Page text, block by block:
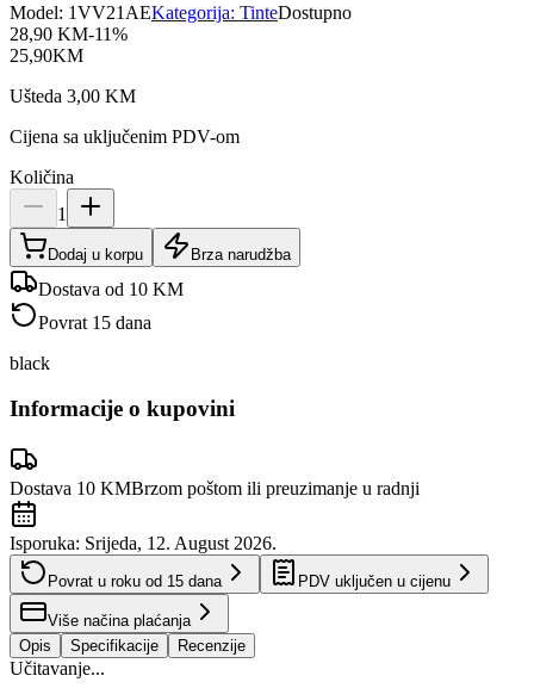
Model: 1VV21AEKategorija: TinteDostupno
28,90 KM-11%
25,90KM
Ušteda 3,00 KM
Cijena sa uključenim PDV-om
Količina
1
Dodaj u korpu Brza narudžba
Dostava od 10 KM
Povrat 15 dana
black
Informacije o kupovini
Dostava 10 KMBrzom poštom ili preuzimanje u radnji
Isporuka: Srijeda, 12. August 2026.
Povrat u roku od 15 dana PDV uključen u cijenu
Više načina plaćanja
Opis
Specifikacije Recenzije
Učitavanje...